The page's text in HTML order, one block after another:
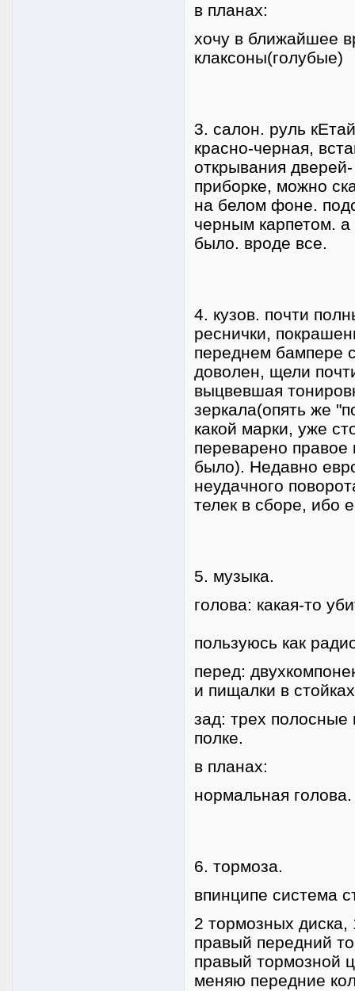
в планах:
хочу в ближайшее
клаксоны(голубые)
3. салон. руль
красно-черная,
открывания
приборке, можно
на белом фоне.
черным карпетом.
было. вроде все.
4. кузов. почти
реснички,
переднем бампере
доволен, щели
выцвевшая
зеркала(опять же
какой марки, уже
переварено правое
было). Недавно
неудачного
телек в сборе, ибо
5. музыка.
голова: какая-то
пользуюсь как
перед:
и пищалки в
зад: трех полосные
полке.
в планах:
нормальная голова.
6. тормоза.
впинципе система
2 тормозных
правый передний
правый тормозной
меняю передние